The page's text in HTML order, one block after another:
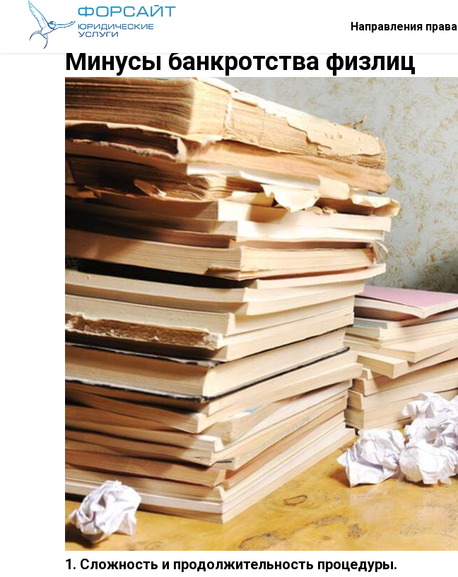
Направления права
Минусы банкротства физлиц
1. Сложность и продолжительность процедуры.